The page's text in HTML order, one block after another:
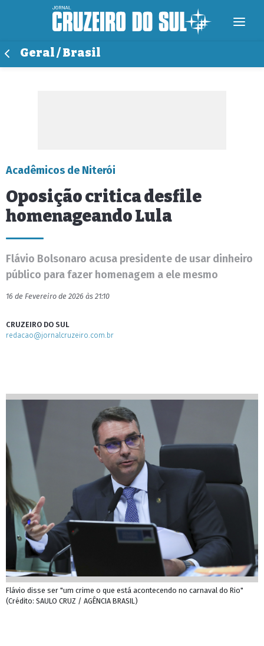
Geral / Brasil
Acadêmicos de Niterói
Oposição critica desfile
homenageando Lula
Flávio Bolsonaro acusa presidente de usar dinheiro
público para fazer homenagem a ele mesmo
16 de Fevereiro de 2026 às 21:10
CRUZEIRO DO SUL
redacao@jornalcruzeiro.com.br
Flávio disse ser "um crime o que está acontecendo no carnaval do Rio"
(Crédito: SAULO CRUZ / AGÊNCIA BRASIL)